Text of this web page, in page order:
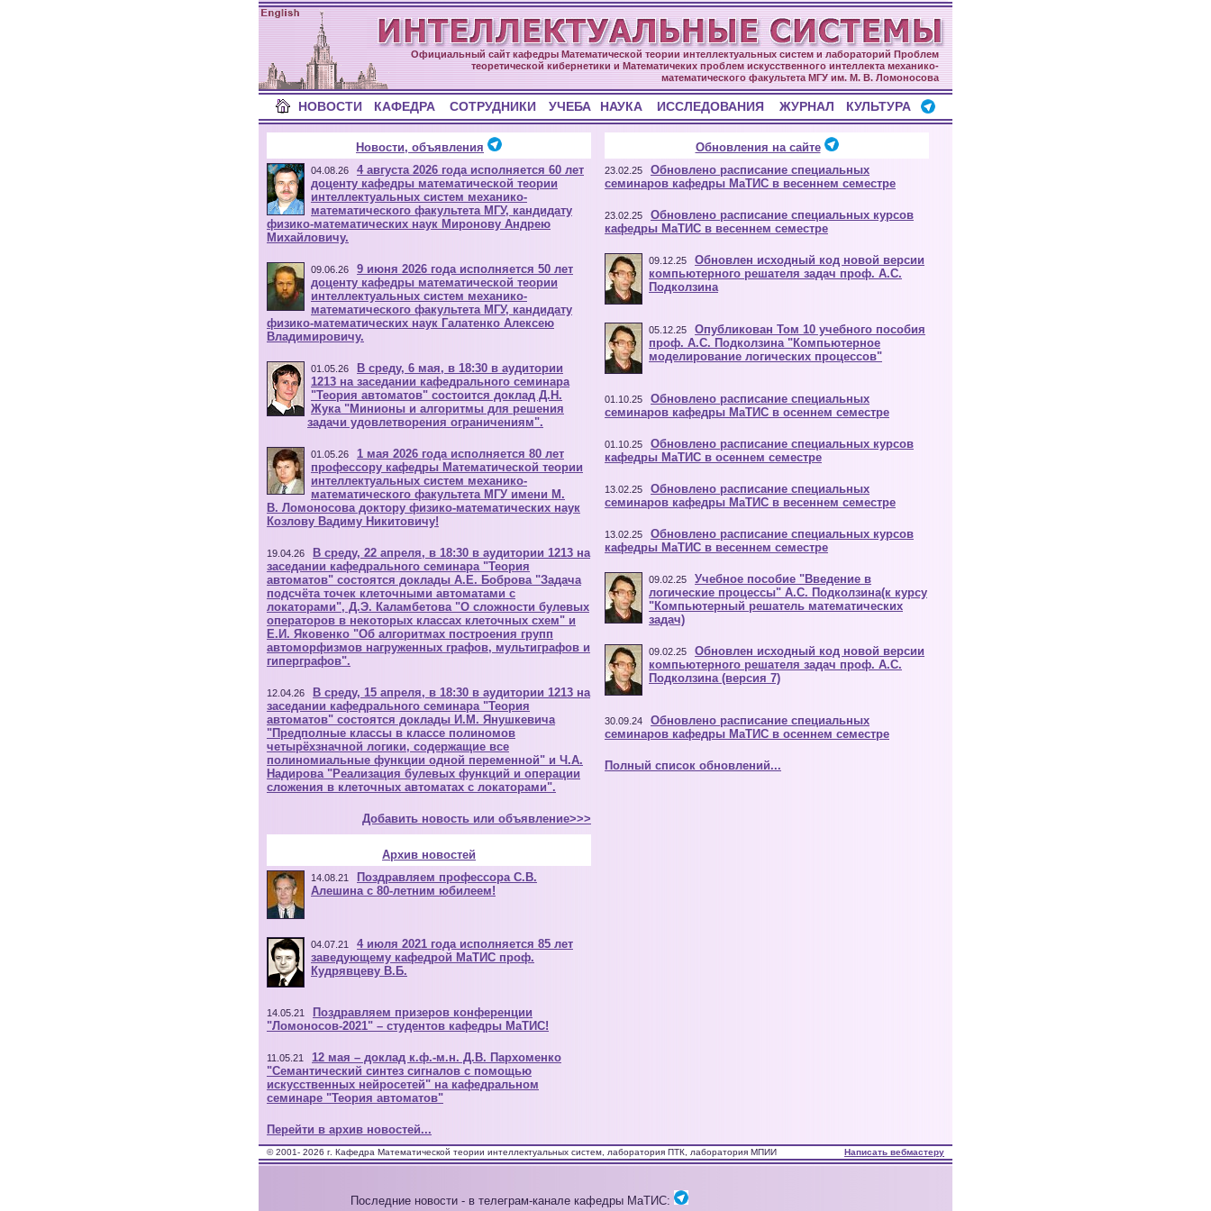
Официальный сайт кафедры Математической теории интеллектуальных систем и лабораторий Проблем
теоретической кибернетики и Математичеких проблем искусственного интеллекта механико-
математического факультета МГУ им. М. В. Ломоносова
НОВОСТИ КАФЕДРА СОТРУДНИКИ УЧЕБА НАУКА ИССЛЕДОВАНИЯ ЖУРНАЛ КУЛЬТУРА
Новости, объявления
04.08.26 4 августа 2026 года исполняется 60 лет
доценту кафедры математической теории
интеллектуальных систем механико-
математического факультета МГУ, кандидату
физико-математических наук Миронову Андрею
Михайловичу.
09.06.26 9 июня 2026 года исполняется 50 лет
доценту кафедры математической теории
интеллектуальных систем механико-
математического факультета МГУ, кандидату
физико-математических наук Галатенко Алексею
Владимировичу.
01.05.26
В среду, 6 мая, в 18:30 в аудитории
1213 на заседании кафедрального семинара
"Теория автоматов" состоится доклад Д.Н.
Жука "Минионы и алгоритмы для решения
задачи удовлетворения ограничениям".
01.05.26 1 мая 2026 года исполняется 80 лет
профессору кафедры Математической теории
интеллектуальных систем механико-
математического факультета МГУ имени М.
В. Ломоносова доктору физико-математических наук
Козлову Вадиму Никитовичу!
19.04.26
В среду, 22 апреля, в 18:30 в аудитории 1213 на
заседании кафедрального семинара "Теория
автоматов" состоятся доклады А.Е. Боброва "Задача
подсчёта точек клеточными автоматами с
локаторами", Д.Э. Каламбетова "О сложности булевых
операторов в некоторых классах клеточных схем" и
Е.И. Яковенко "Об алгоритмах построения групп
автоморфизмов нагруженных графов, мультиграфов и
гиперграфов".
12.04.26
В среду, 15 апреля, в 18:30 в аудитории 1213 на
заседании кафедрального семинара "Теория
автоматов" состоятся доклады И.М. Янушкевича
"Предполные классы в классе полиномов
четырёхзначной логики, содержащие все
полиномиальные функции одной переменной" и Ч.А.
Надирова "Реализация булевых функций и операции
сложения в клеточных автоматах с локаторами".
Добавить новость или объявление>>>
Архив новостей
14.08.21
Поздравляем профессора С.В.
Алешина с 80-летним юбилеем!
04.07.21 4 июля 2021 года исполняется 85 лет
заведующему кафедрой МаТИС проф.
Кудрявцеву В.Б.
14.05.21
Поздравляем призеров конференции
"Ломоносов-2021" – студентов кафедры МаТИС!
11.05.21 12 мая – доклад к.ф.-м.н. Д.В. Пархоменко
"Семантический синтез сигналов с помощью
искусственных нейросетей" на кафедральном
семинаре "Теория автоматов"
Перейти в архив новостей...
Обновления на сайте
23.02.25 Обновлено расписание специальных
семинаров кафедры МаТИС в весеннем семестре
23.02.25 Обновлено расписание специальных курсов
кафедры МаТИС в весеннем семестре
09.12.25 Обновлен исходный код новой версии
компьютерного решателя задач проф. А.С.
Подколзина
05.12.25 Опубликован Том 10 учебного пособия
проф. А.С. Подколзина "Компьютерное
моделирование логических процессов"
01.10.25 Обновлено расписание специальных
семинаров кафедры МаТИС в осеннем семестре
01.10.25 Обновлено расписание специальных курсов
кафедры МаТИС в осеннем семестре
13.02.25 Обновлено расписание специальных
семинаров кафедры МаТИС в весеннем семестре
13.02.25 Обновлено расписание специальных курсов
кафедры МаТИС в весеннем семестре
09.02.25 Учебное пособие "Введение в
логические процессы" А.С. Подколзина(к курсу
"Компьютерный решатель математических
задач)
09.02.25 Обновлен исходный код новой версии
компьютерного решателя задач проф. А.С.
Подколзина (версия 7)
30.09.24 Обновлено расписание специальных
семинаров кафедры МаТИС в осеннем семестре
Полный список обновлений...
© 2001- 2026 г. Кафедра Математической теории интеллектуальных систем, лаборатория ПТК, лаборатория МПИИ Написать вебмастеру
Последние новости - в телеграм-канале кафедры МаТИС: